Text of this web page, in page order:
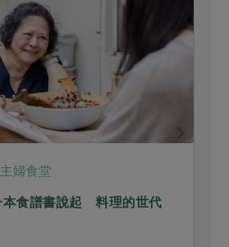
主婦食堂
本食譜書說起 料理的世代